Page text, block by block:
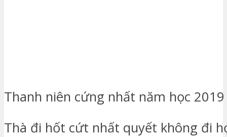
Thanh niên cứng nhất năm học 2019
Thà đi hốt cứt nhất quyết không đi